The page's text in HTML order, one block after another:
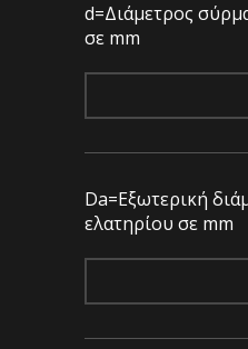
d=Διάμετρος
σε mm
Da=Eξωτερική
ελατηρίου σε mm